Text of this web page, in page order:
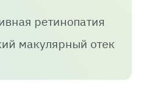
ретинопатия
макулярный отек